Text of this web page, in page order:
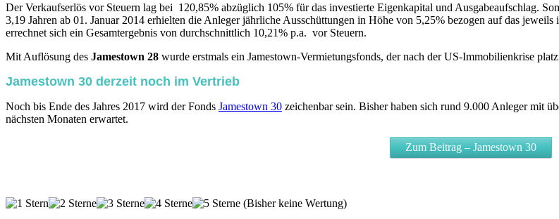
Der Verkaufserlös vor Steuern lag bei 120,85% abzüglich 105% für das investierte Eigenkapital und Ausgabeaufschlag.
3,19 Jahren ab 01. Januar 2014 erhielten die Anleger jährliche Ausschüttungen in Höhe von 5,25% bezogen auf das
errechnet sich ein Gesamtergebnis von durchschnittlich 10,21% p.a. vor Steuern.
Mit Auflösung des Jamestown 28 wurde erstmals ein Jamestown-Vermietungsfonds, der nach der US-Immobilienkrise
Jamestown 30 derzeit noch im Vertrieb
Noch bis Ende des Jahres 2017 wird der Fonds Jamestown 30 zeichenbar sein. Bisher haben sich rund 9.000 Anleger mit
nächsten Monaten erwartet.
Zum Beitrag – Jamestown 30
(Bisher keine Wertung)